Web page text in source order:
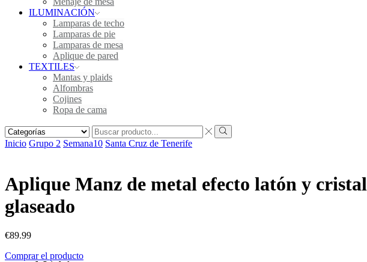
ILUMINACIÓN
Lamparas de techo
Lamparas de pie
Lamparas de mesa
Aplique de pared
TEXTILES
Mantas y plaids
Alfombras
Cojines
Ropa de cama
Inicio Grupo 2 Semana10 Santa Cruz de Tenerife
Aplique Manz de metal efecto latón y cristal
glaseado
€89.99
Comprar el producto